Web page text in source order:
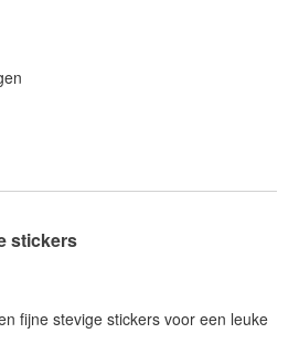
stickers
fijne stevige stickers voor een leuke